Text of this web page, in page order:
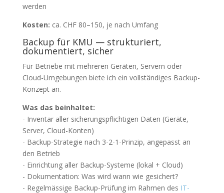
werden
Kosten: ca. CHF 80–150, je nach Umfang
Backup für KMU — strukturiert,
dokumentiert, sicher
Für Betriebe mit mehreren Geräten, Servern oder
Cloud-Umgebungen biete ich ein vollständiges Backup-
Konzept an.
Was das beinhaltet:
- Inventar aller sicherungspflichtigen Daten (Geräte,
Server, Cloud-Konten)
- Backup-Strategie nach 3-2-1-Prinzip, angepasst an
den Betrieb
- Einrichtung aller Backup-Systeme (lokal + Cloud)
- Dokumentation: Was wird wann wie gesichert?
- Regelmässige Backup-Prüfung im Rahmen des IT-